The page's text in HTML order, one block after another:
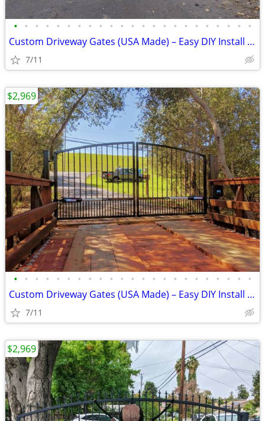
• • • • • • • • • • • • • • • • • • • • • • •
Custom Driveway Gates (USA Made) – Easy DIY Install + FREE Delivery
7/11
• • • • • • • • • • • • • • • • • • • • • • •
Custom Driveway Gates (USA Made) – Easy DIY Install + FREE Delivery
7/11
$2,969
$2,969